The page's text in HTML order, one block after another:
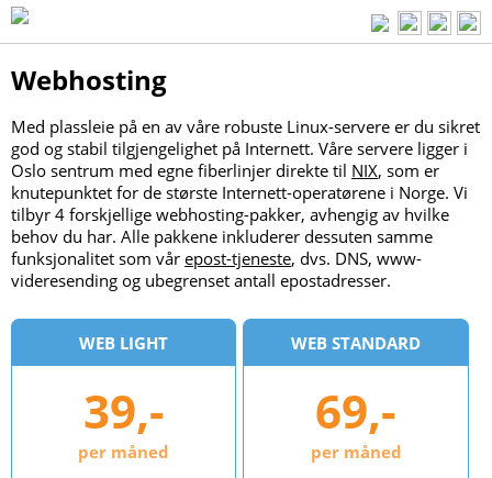
Webhosting
Med plassleie på en av våre robuste Linux-servere er du sikret
god og stabil tilgjengelighet på Internett. Våre servere ligger i
Oslo sentrum med egne fiberlinjer direkte til NIX, som er
knutepunktet for de største Internett-operatørene i Norge. Vi
tilbyr 4 forskjellige webhosting-pakker, avhengig av hvilke
behov du har. Alle pakkene inkluderer dessuten samme
funksjonalitet som vår epost-tjeneste, dvs. DNS, www-
videresending og ubegrenset antall epostadresser.
WEB LIGHT
39,-
per måned
WEB STANDARD
69,-
per måned